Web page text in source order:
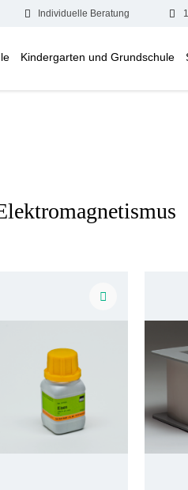
Individuelle Beratung
Kindergarten und Grundschule